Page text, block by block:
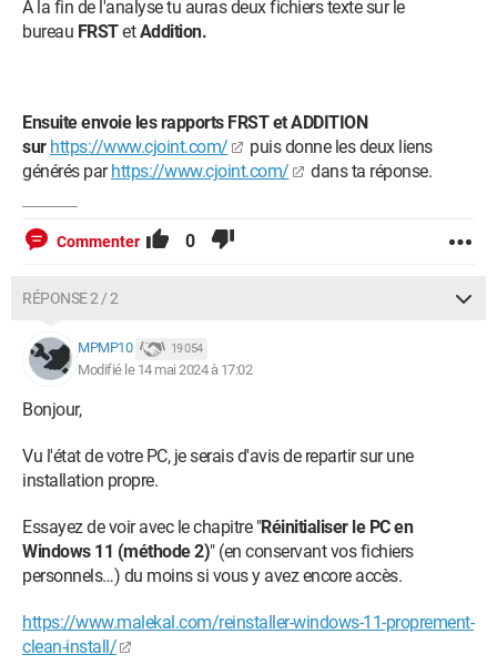
À la fin de l'analyse tu auras deux fichiers texte sur le
bureau FRSTetAddition.
Ensuite envoie les rapports FRST et ADDITION
sur https://www.cjoint.com/
puis donne les deux liens
générés parhttps://www.cjoint.com/ dans ta réponse.
Commenter 0
RÉPONSE 2 / 2
MPMP10 19 054
Modifié le 14 mai 2024 à 17:02
Bonjour,
Vu l'état de votre PC, je serais d'avis de repartir sur une
installation propre.
Essayez de voir avec le chapitre "Réinitialiser le PC en
Windows 11 (méthode 2)" (en conservant vos fichiers
personnels…) du moins si vous y avez encore accès.
https://www.malekal.com/reinstaller-windows-11-proprement-
clean-install/